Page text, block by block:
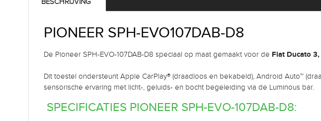
PIONEER SPH-EVO107DAB-D8
De Pioneer SPH-EVO-107DAB-D8 speciaal op maat gemaakt voor de Fiat Ducato
Dit toestel ondersteunt Apple CarPlay® (draadloos en bekabeld), Android Auto™
sensorische ervaring met licht-, geluids- en bocht begeleiding via de Luminous bar.
SPECIFICATIES PIONEER SPH-EVO-107DAB-D8: